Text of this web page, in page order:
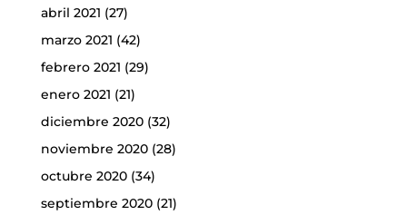
abril 2021 (27)
marzo 2021 (42)
febrero 2021 (29)
enero 2021 (21)
diciembre 2020(32)
noviembre 2020(28)
octubre 2020(34)
septiembre 2020(21)